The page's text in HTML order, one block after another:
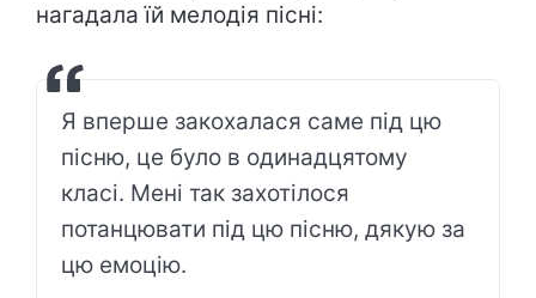
нагадала їй мелодія пісні:
Я вперше закохалася саме під цю
пісню, це було в одинадцятому
класі. Мені так захотілося
потанцювати під цю пісню, дякую за
цю емоцію.